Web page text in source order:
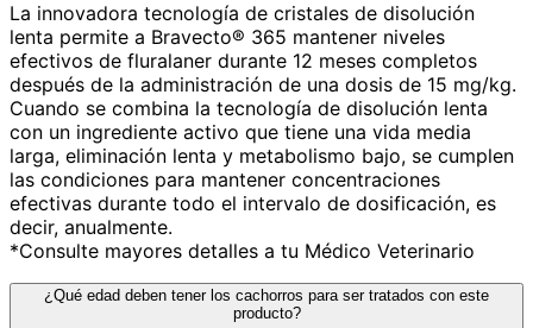
La innovadora tecnología de cristales de disolución
lenta permite a Bravecto® 365 mantener niveles
efectivos de fluralaner durante 12 meses completos
después de la administración de una dosis de 15 mg/kg.
Cuando se combina la tecnología de disolución lenta
con un ingrediente activo que tiene una vida media
larga, eliminación lenta y metabolismo bajo, se cumplen
las condiciones para mantener concentraciones
efectivas durante todo el intervalo de dosificación, es
decir, anualmente.
*Consulte mayores detalles a tu Médico Veterinario
¿Qué edad deben tener los cachorros para ser tratados con este
producto?